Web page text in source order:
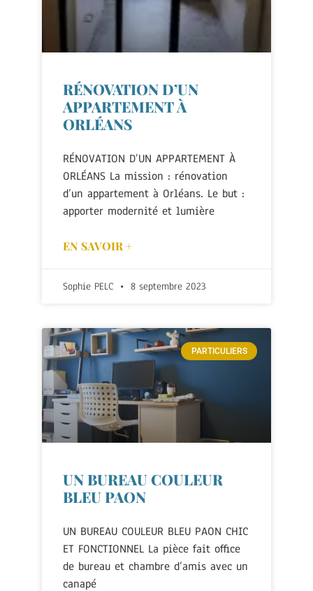
RÉNOVATION D’UN
APPARTEMENT À
ORLÉANS
RÉNOVATION D’UN APPARTEMENT À
ORLÉANS La mission : rénovation
d’un appartement à Orléans. Le but :
apporter modernité et lumière
EN SAVOIR +
Sophie PELC 8 septembre 2023
PARTICULIERS
UN BUREAU COULEUR
BLEU PAON
UN BUREAU COULEUR BLEU PAON CHIC
ET FONCTIONNEL La pièce fait office
de bureau et chambre d’amis avec un
canapé